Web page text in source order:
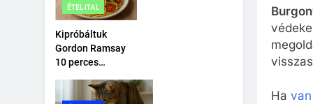
ÉTEL-ITAL
Kipróbáltuk
Gordon Ramsay
10 perces
Tényleg megvan
Ha